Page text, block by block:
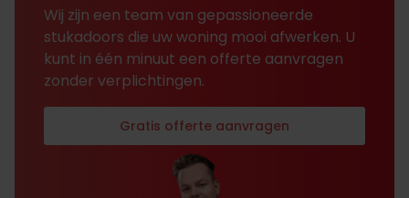
Wij zijn een team van gepassioneerde
stukadoors die uw woning mooi afwerken. U
kunt in één minuut een offerte aanvragen
zonder verplichtingen.
Gratis offerte aanvragen